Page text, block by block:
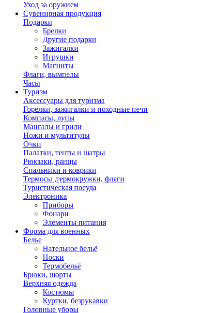
Уход за оружием
Сувенирная продукция
Подарки
Брелки
Другие подарки
Зажигалки
Игрушки
Магниты
Флаги, вымпелы
Часы
Туризм
Аксессуары для туризма
Горелки, зажигалки и походные печи
Компасы, лупы
Мангалы и грили
Ножи и мультитулы
Очки
Палатки, тенты и шатры
Рюкзаки, ранцы
Спальники и коврики
Термосы ,термокружки, фляги
Туристическая посуда
Электроника
Приборы
Фонари
Элементы питания
Форма для военных
Белье
Нательное бельё
Носки
Термобельё
Брюки, шорты
Верхняя одежда
Костюмы
Куртки, безрукавки
Головные уборы